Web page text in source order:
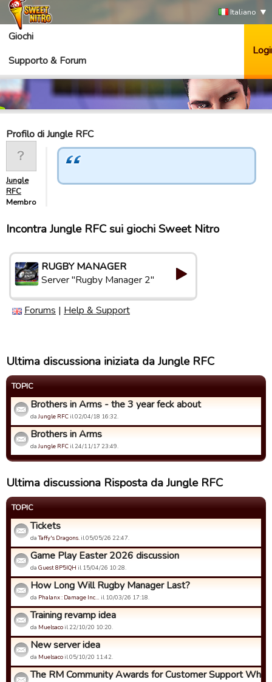
Italiano
Giochi
Supporto & Forum
Profilo di Jungle RFC
Jungle
RFC
Membro
Incontra Jungle RFC sui giochi Sweet Nitro
RUGBY MANAGER
Server "Rugby Manager 2"
Forums | Help & Support
Ultima discussiona iniziata da Jungle RFC
TOPIC
Brothers in Arms - the 3 year feck about
daJungle RFCil 02/04/18 16:32.
Brothers in Arms
daJungle RFCil 24/11/17 23:49.
Ultima discussiona Risposta da Jungle RFC
TOPIC
Tickets
daTaffy's Dragons.il 05/05/26 22:47.
Game Play Easter 2026 discussion
da Guest 8P5IQH il 15/04/26 10:28.
How Long Will Rugby Manager Last?
da Phalanx : Damage Inc… il 10/03/26 17:18.
Training revamp idea
da Muelsacoil 22/10/20 10:20.
New server idea
da Muelsacoil 05/10/20 11:42.
The RM Community Awards for Customer Support Who